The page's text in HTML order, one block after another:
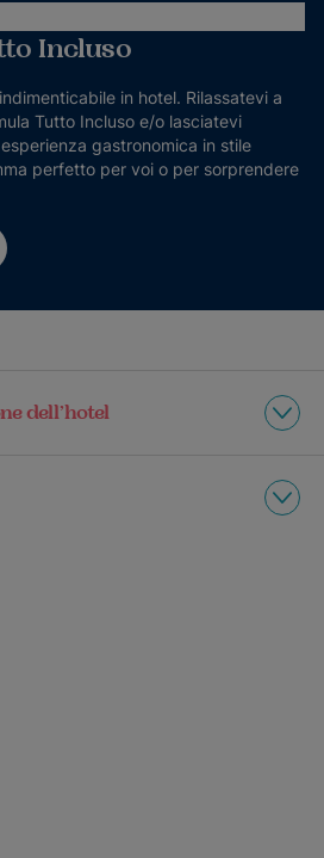
Incluso
in hotel. Rilassatevi a
Tutto Incluso e/o lasciatevi
gastronomica in stile
perfetto per voi o per sorprendere
dell’hotel